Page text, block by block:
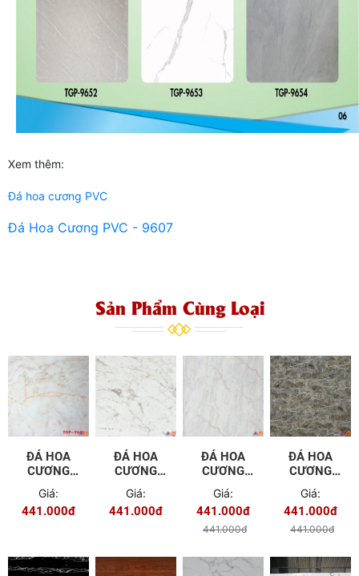
Xem thêm:
Đá hoa cương PVC
Đá Hoa Cương PVC - 9607
Sản Phẩm Cùng Loại
ĐÁ HOA
CƯƠNG
Giá:
441.000đ
ĐÁ HOA
CƯƠNG
Giá:
441.000đ
ĐÁ HOA
CƯƠNG
Giá:
441.000đ
441.000đ
ĐÁ HOA
CƯƠNG
Giá:
441.000đ
441.000đ